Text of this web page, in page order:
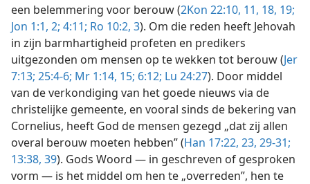
een belemmering voor berouw (2Kon 22:10, 11, 18, 19;
Jon 1:1, 2; 4:11; Ro 10:2, 3). Om die reden heeft Jehovah
in zijn barmhartigheid profeten en predikers
uitgezonden om mensen op te wekken tot berouw (Jer
7:13; 25:4-6; Mr 1:14, 15; 6:12; Lu 24:27). Door middel
van de verkondiging van het goede nieuws via de
christelijke gemeente, en vooral sinds de bekering van
Cornelius, heeft God de mensen gezegd „dat zij allen
overal berouw moeten hebben” (Han 17:22, 23, 29-31;
13:38, 39). Gods Woord — in geschreven of gesproken
vorm — is het middel om hen te „overreden”, hen te